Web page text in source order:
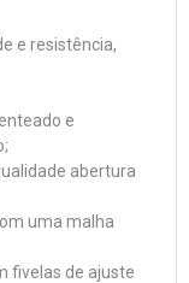
e resistência,
e
abertura
uma malha
fivelas de ajuste